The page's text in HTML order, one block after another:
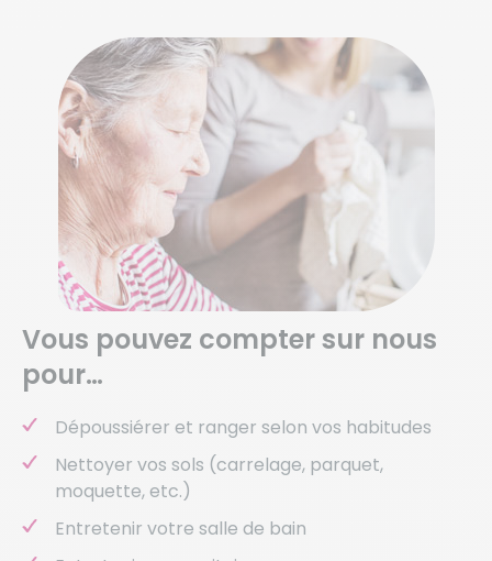
Vous pouvez compter sur nous
pour…
Dépoussiérer et ranger selon vos habitudes
Nettoyer vos sols (carrelage, parquet,
moquette, etc.)
Entretenir votre salle de bain